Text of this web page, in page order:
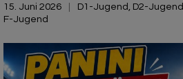
15. Juni 2026 D1-Jugend D2-Jugend
F-Jugend